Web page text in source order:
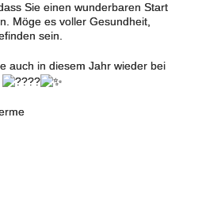
Sie einen wunderbaren Start
Möge es voller Gesundheit,
sein.
auch in diesem Jahr wieder bei